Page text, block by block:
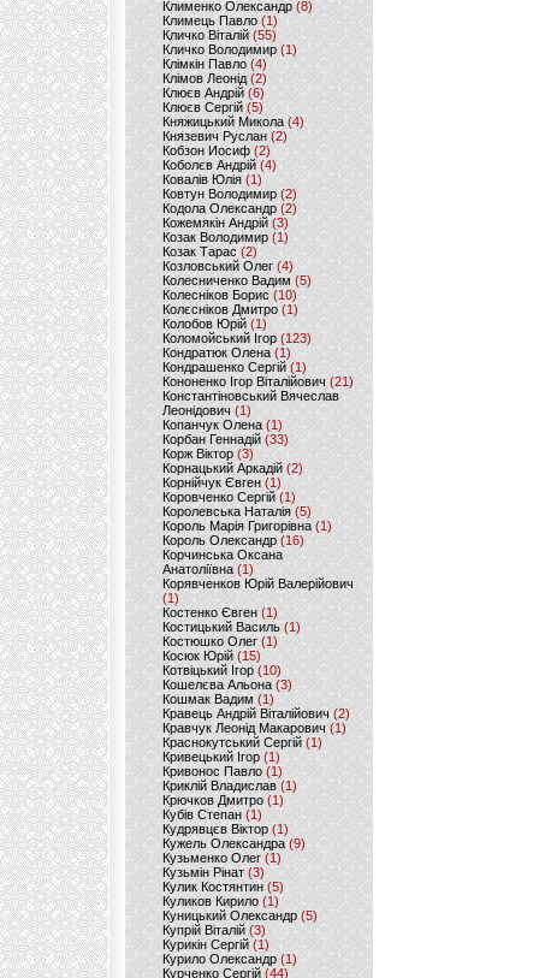
Клименко Олександр (8)
Климець Павло (1)
Кличко Віталій(55)
Кличко Володимир (1)
Клімкін Павло (4)
Клімов Леонід(2)
Клюєв Андрій(6)
Клюєв Сергій (5)
Княжицький Микола(4)
Князевич Руслан (2)
Кобзон Иосиф(2)
Коболєв Андрій (4)
Ковалів Юлія(1)
Ковтун Володимир (2)
Кодола Олександр (2)
Кожемякін Андрій (3)
Козак Володимир (1)
Козак Тарас (2)
Козловський Олег(4)
Колесниченко Вадим (5)
Колесніков Борис (10)
Колєсніков Дмитро (1)
Колобов Юрій (1)
Коломойський Ігор (123)
Кондратюк Олена(1)
Кондрашенко Сергій (1)
Кононенко Ігор Віталійович (21)
Константіновський Вячеслав
Леонідович (1)
Копанчук Олена (1)
Корбан Геннадій (33)
Корж Віктор (3)
Корнацький Аркадій (2)
Корнійчук Євген (1)
Коровченко Сергій (1)
Королевська Наталія(5)
Король Марія Григорівна (1)
Король Олександр (16)
Корчинська Оксана
Анатоліївна (1)
Корявченков Юрій Валерійович
(1)
Костенко Євген (1)
Костицький Василь (1)
Костюшко Олег (1)
Косюк Юрій (15)
Котвіцький Ігор (10)
Кошелєва Альона(3)
Кошмак Вадим (1)
Кравець Андрій Віталійович (2)
Кравчук Леонід Макарович (1)
Краснокутський Сергій (1)
Кривецький Ігор (1)
Кривонос Павло (1)
Криклій Владислав (1)
Крючков Дмитро(1)
Кубів Степан(1)
Кудрявцєв Віктор (1)
Кужель Олександра (9)
Кузьменко Олег (1)
Кузьмін Рінат(3)
Кулик Костянтин(5)
Куликов Кирило (1)
Куницький Олександр (5)
Купрій Віталій (3)
Курикін Сергій(1)
Курило Олександр (1)
Курченко Сергій (44)